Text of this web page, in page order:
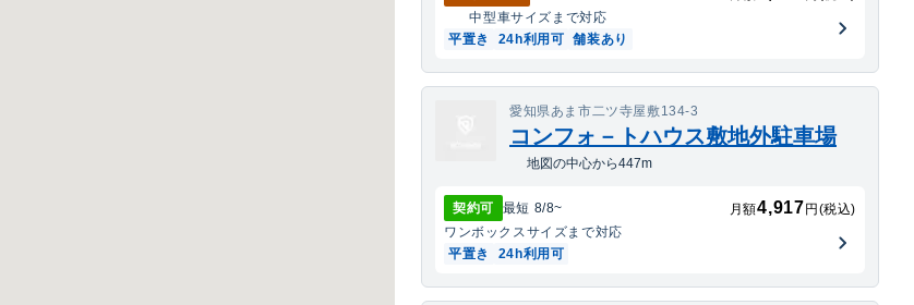
中型車サイズまで対応
平置き
24h利用可 舗装あり
愛知県あま市二ツ寺屋敷134-3
コンフォ－トハウス敷地外駐車場
地図の中心から447m
契約可 最短 8/8~ 月額4,917 円(税込)
ワンボックスサイズまで対応
平置き
24h利用可